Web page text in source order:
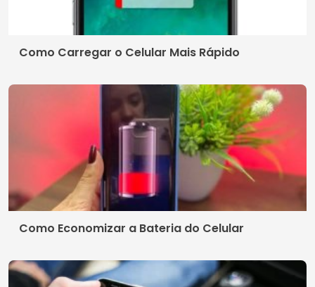
Como Carregar o Celular Mais Rápido
Como Economizar a Bateria do Celular